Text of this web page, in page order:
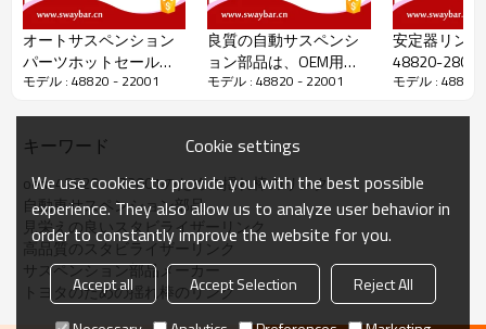
パッケージの詳細：
ビニール袋+木製ケース
配達の詳細：
入金を受け取ってから45日後
オートサスペンション
パーツホットセールと
高品質スタビライザー
モデル : 48820 - 22001
良質の自動サスペンシ
ョン部品は、OEM用の
Swayバーリンク48820-
モデル : 48820 - 22001
安定器リンク
48820-
オートシャ
モデル : 48820
キーワード
oem 48820  -  22001のための揺れ棒のリンク
自動車サスペンション部品
見栄えの良いスタビライザーリンク
高品質のスタビライザーリンク
サスペンション部品メーカー
トヨタのための揺れ棒のリンク
Cookie settings
We use cookies to provide you with the best possible
experience. They also allow us to analyze user behavior in
order to constantly improve the website for you.
Accept all Accept Selection
Reject All